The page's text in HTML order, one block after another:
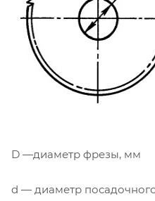
D —диаметр фрезы, мм
d — диаметр